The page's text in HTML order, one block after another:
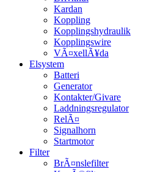
Kardan
Koppling
Kopplingshydraulik
Kopplingswire
VÃ¤xellÃ¥da
Elsystem
Batteri
Generator
Kontakter/Givare
Laddningsregulator
RelÃ¤
Signalhorn
Startmotor
Filter
BrÃ¤nslefilter